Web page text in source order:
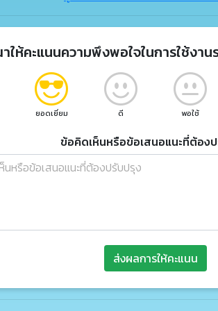
ให้คะแนนความพึงพอใจในการใช้งาน
ยอดเยี่ยม ดี พอใช้
ข้อคิดเห็นหรือข้อเสนอแนะที่ต้อง
ส่งผลการให้คะแนน